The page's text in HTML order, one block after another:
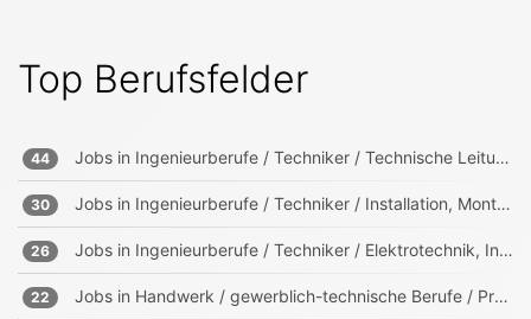
Top Berufsfelder
44 Jobs in Ingenieurberufe / Techniker / Technische Leitung, Projektleitung
30 Jobs in Ingenieurberufe / Techniker / Installation, Montage, Wartung
26 Jobs in Ingenieurberufe / Techniker / Elektrotechnik, Informationstechnik, Mechatronik
22 Jobs in Handwerk / gewerblich-technische Berufe / Produktion